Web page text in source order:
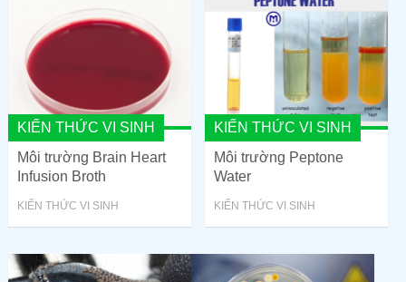
KIẾN THỨC VI SINH
Môi trường Brain Heart
Infusion Broth
KIẾN THỨC VI SINH
KIẾN THỨC VI SINH
Môi trường Peptone
Water
KIẾN THỨC VI SINH